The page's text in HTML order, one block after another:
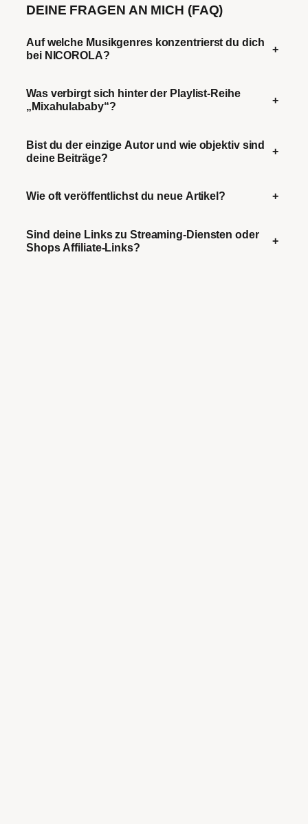
DEINE FRAGEN AN MICH (FAQ)
Auf welche Musikgenres konzentrierst du dich
bei NICOROLA?
+
Was verbirgt sich hinter der Playlist-Reihe
„Mixahulababy“?
+
Bist du der einzige Autor und wie objektiv sind
deine Beiträge?
+
Wie oft veröffentlichst du neue Artikel? +
Sind deine Links zu Streaming-Diensten oder
Shops Affiliate-Links?
+